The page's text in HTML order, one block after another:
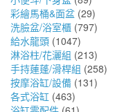
彩繪馬桶&面盆 (29)
洗臉盆/浴室櫃 (797)
給水龍頭 (1047)
淋浴柱/花灑組 (213)
手持蓮蓬/滑桿組 (258)
按摩浴缸/設備 (131)
各式浴缸 (463)